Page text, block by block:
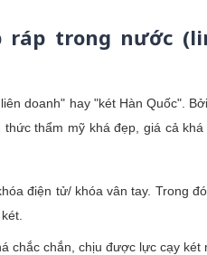
ráp trong nước
doanh" hay "két Hàn Quốc".
thẩm mỹ khá đẹp, giá cả
điện tử/ khóa vân tay. Trong
chắc chắn, chịu được lực cạy két